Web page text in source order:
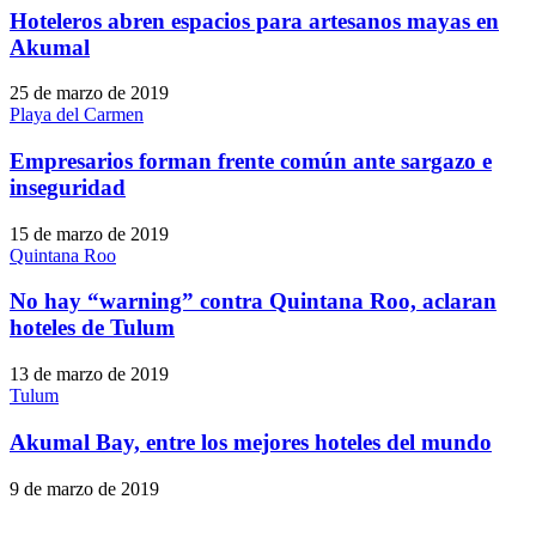
Hoteleros abren espacios para artesanos mayas en
Akumal
25 de marzo de 2019
Playa del Carmen
Empresarios forman frente común ante sargazo e
inseguridad
15 de marzo de 2019
Quintana Roo
No hay “warning” contra Quintana Roo, aclaran
hoteles de Tulum
13 de marzo de 2019
Tulum
Akumal Bay, entre los mejores hoteles del mundo
9 de marzo de 2019